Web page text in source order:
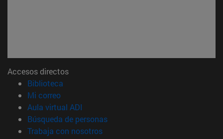
Accesos directos
Biblioteca
Mi correo(abre en nueva ventana)
Aula virtual ADI
Búsqueda de personas(abre en nueva ventana)
Trabaja con nosotros(abre en nueva ventana)